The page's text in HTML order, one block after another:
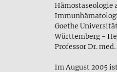
Goethe
Württemberg -
Professor Dr.
Im August 2005